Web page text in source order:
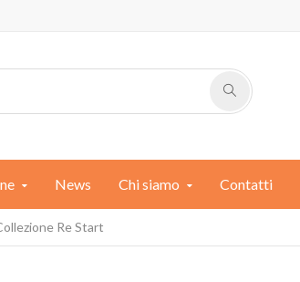
News Chi siamo Contatti
Re Start